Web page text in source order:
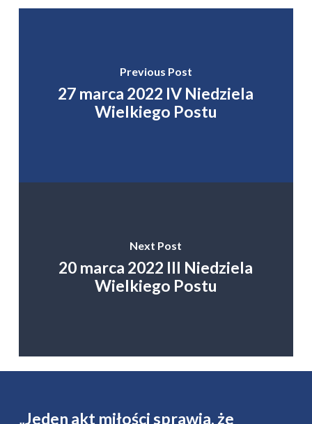
Previous Post
27 marca 2022 IV Niedziela
Wielkiego Postu
Next Post
20 marca 2022 III Niedziela
Wielkiego Postu
„Jeden akt miłości sprawia, że ​​